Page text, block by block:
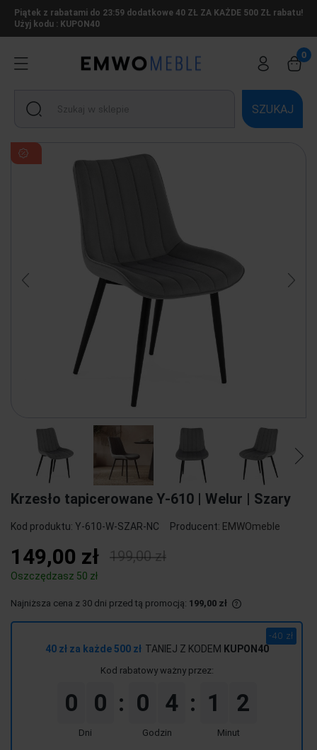
Piątek z rabatami do 23:59 dodatkowe 40 ZŁ ZA KAŻDE 500 ZŁ rabatu!
Użyj kodu : KUPON40
SZUKAJ
Krzesło tapicerowane Y-610 | Welur | Szary
Kod produktu: Y-610-W-SZAR-NC Producent: EMWOmeble
149,00 zł 199,00 zł
Oszczędzasz 50 zł
Najniższa cena z 30 dni przed tą promocją: 199,00 zł
30 dni,
momentu, kiedy
40 zł za każde 500 zł TANIEJ Z KODEM KUPON40
Kod rabatowy ważny przez:
-40 zł
0 0
Dni
: 0 4
Godzin
: 1 2
Minut